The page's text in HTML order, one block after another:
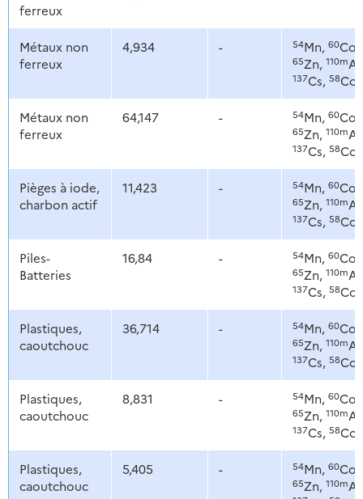
ferreux
Métaux non
ferreux
4,934 - 54Mn, 60Co,
65Zn, 110m
137Cs, 58Co
Métaux non
ferreux
64,147 - 54Mn, 60Co,
65Zn, 110m
137Cs, 58Co
Pièges à iode,
charbon actif
11,423 - 54Mn, 60Co,
65Zn, 110m
137Cs, 58Co
Piles-
Batteries
16,84 - 54Mn, 60Co,
65Zn, 110m
137Cs, 58Co
Plastiques,
caoutchouc
36,714 - 54Mn, 60Co,
65Zn, 110m
137Cs, 58Co
Plastiques,
caoutchouc
8,831 - 54Mn, 60Co,
65Zn, 110m
137Cs, 58Co
Plastiques,
caoutchouc
5,405 - 54Mn, 60Co,
65Zn, 110m